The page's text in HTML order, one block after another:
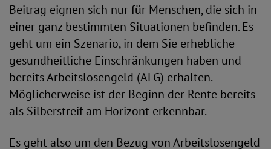
Beitrag eignen sich nur für Menschen, die sich in
einer ganz bestimmten Situationen befinden. Es
geht um ein Szenario, in dem Sie erhebliche
gesundheitliche Einschränkungen haben und
bereits Arbeitslosengeld (ALG) erhalten.
Möglicherweise ist der Beginn der Rente bereits
als Silberstreif am Horizont erkennbar.
Es geht also um den Bezug von Arbeitslosengeld